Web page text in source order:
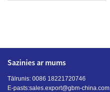
Sazinies ar mums
Tālrunis: 0086 18221720746
E-pasts:sales.export@gbm-china.com